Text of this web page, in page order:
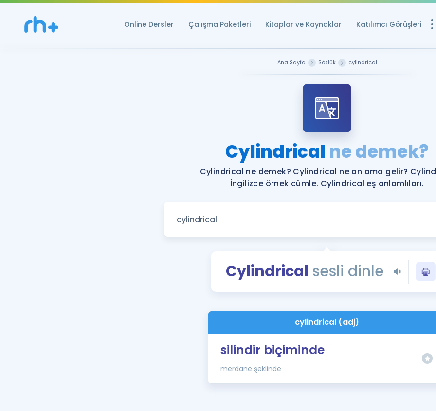
Online Dersler Çalışma Paketleri Kitaplar ve Kaynaklar Katılımcı Görüşleri
YDS ve YÖKDİL
YDS ve YÖKDİL'e
Tüm ÖSYM
YDS - YÖKDİL
İngilizce
Ana Sayfa Sözlük cylindrical
Cylindricalne demek?
Cylindrical ne demek? Cylindrical ne anlama gelir?
İngilizce örnek cümle. Cylindrical eş anlamlıları.
Cylindrical sesli dinle
cylindrical (adj)
silindir biçiminde
merdane şeklinde